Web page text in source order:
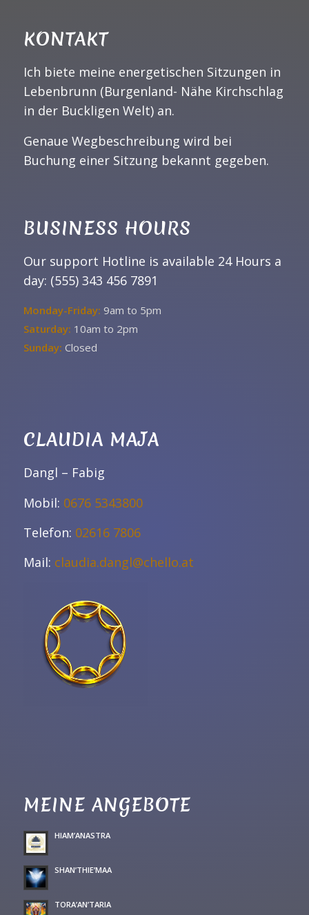
KONTAKT
Ich biete meine energetischen Sitzungen in
Lebenbrunn (Burgenland- Nähe Kirchschlag
in der Buckligen Welt) an.
Genaue Wegbeschreibung wird bei
Buchung einer Sitzung bekannt gegeben.
BUSINESS HOURS
Our support Hotline is available 24 Hours a
day: (555) 343 456 7891
Monday-Friday: 9am to 5pm
Saturday: 10am to 2pm
Sunday: Closed
CLAUDIA MAJA
Dangl – Fabig
Mobil: 0676 5343800
Telefon: 02616 7806
Mail: claudia.dangl@chello.at
MEINE ANGEBOTE
HIAM’ANASTRA
SHAN’THIE’MAA
TORA’AN’TARIA